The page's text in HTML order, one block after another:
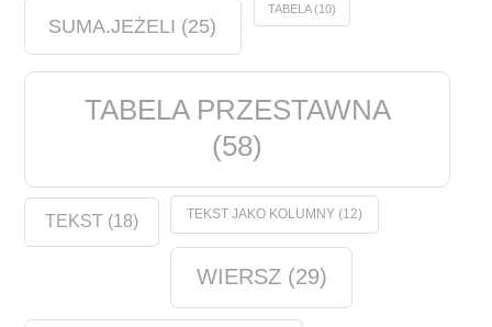
SUMA.JEŻELI (25)
TABELA(10)
TABELA PRZESTAWNA
(58)
TEKST (18) TEKST JAKO KOLUMNY(12)
WIERSZ(29)